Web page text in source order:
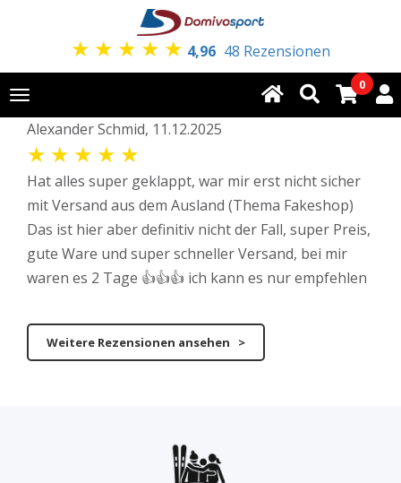
★ ★ ★ ★ ★ 4,96 48 Rezensionen
Toggle
navigation
0
Alexander Schmid, 11.12.2025
★ ★ ★ ★ ★
Hat alles super geklappt, war mir erst nicht sicher
mit Versand aus dem Ausland (Thema Fakeshop)
Das ist hier aber definitiv nicht der Fall, super Preis,
gute Ware und super schneller Versand, bei mir
waren es 2 Tage 👍👍👍 ich kann es nur empfehlen
Weitere Rezensionen ansehen >